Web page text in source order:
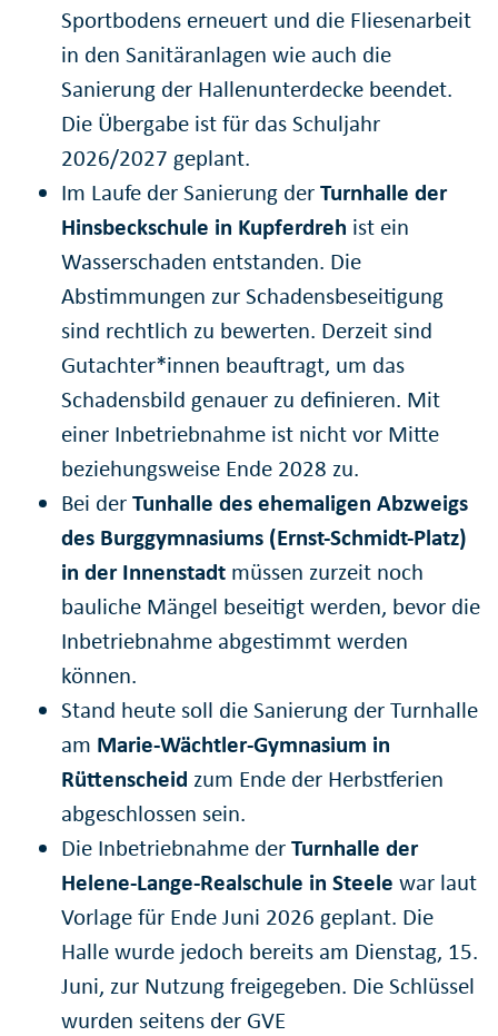
Sportbodens erneuert und die Fliesenarbeit
in den Sanitäranlagen wie auch die
Sanierung der Hallenunterdecke beendet.
Die Übergabe ist für das Schuljahr
2026/2027 geplant.
Im Laufe der Sanierung derTurnhalle der
Hinsbeckschule in Kupferdreh ist ein
Wasserschaden entstanden. Die
Abstimmungen zur Schadensbeseitigung
sind rechtlich zu bewerten. Derzeit sind
Gutachter*innen beauftragt, um das
Schadensbild genauer zu definieren. Mit
einer Inbetriebnahme ist nicht vor Mitte
beziehungsweise Ende 2028 zu.
Bei derTunhalle des ehemaligen Abzweigs
des Burggymnasiums (Ernst-Schmidt-Platz)
in der Innenstadt müssen zurzeit noch
bauliche Mängel beseitigt werden, bevor die
Inbetriebnahme abgestimmt werden
können.
Stand heute soll die Sanierung der Turnhalle
am Marie-Wächtler-Gymnasium in
Rüttenscheid zum Ende der Herbstferien
abgeschlossen sein.
Die Inbetriebnahme derTurnhalle der
Helene-Lange-Realschule in Steele war laut
Vorlage für Ende Juni 2026 geplant. Die
Halle wurde jedoch bereits am Dienstag, 15.
Juni, zur Nutzung freigegeben. Die Schlüssel
wurden seitens der GVE